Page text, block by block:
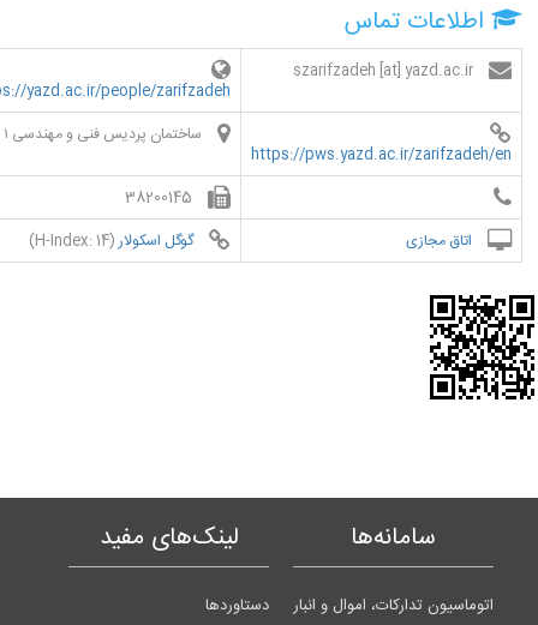
اطلاعات تماس
yazd.ac.ir/people/zarifzadeh
https://pws.yazd.ac.ir/zarifzadeh/en
ساختمان پردیس فنی و مهندسی ۱
38200145
اتاق مجازی
گوگل اسکولار(H-Index: 14)
سامانه‌ها
اتوماسیون تدارکات، اموال و انبار
لینک‌های مفید
دستاوردها